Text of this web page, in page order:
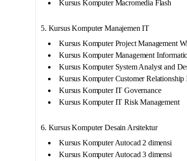
Kursus Komputer Macromedia Flash
5. Kursus Komputer Manajemen IT
Kursus Komputer Project Management
Kursus Komputer Management
Kursus Komputer System Analyst and
Kursus Komputer Customer Relationship
Kursus Komputer IT Governance
Kursus Komputer IT Risk Management
6. Kursus Komputer Desain Arsitektur
Kursus Komputer Autocad 2 dimensi
Kursus Komputer Autocad 3 dimensi